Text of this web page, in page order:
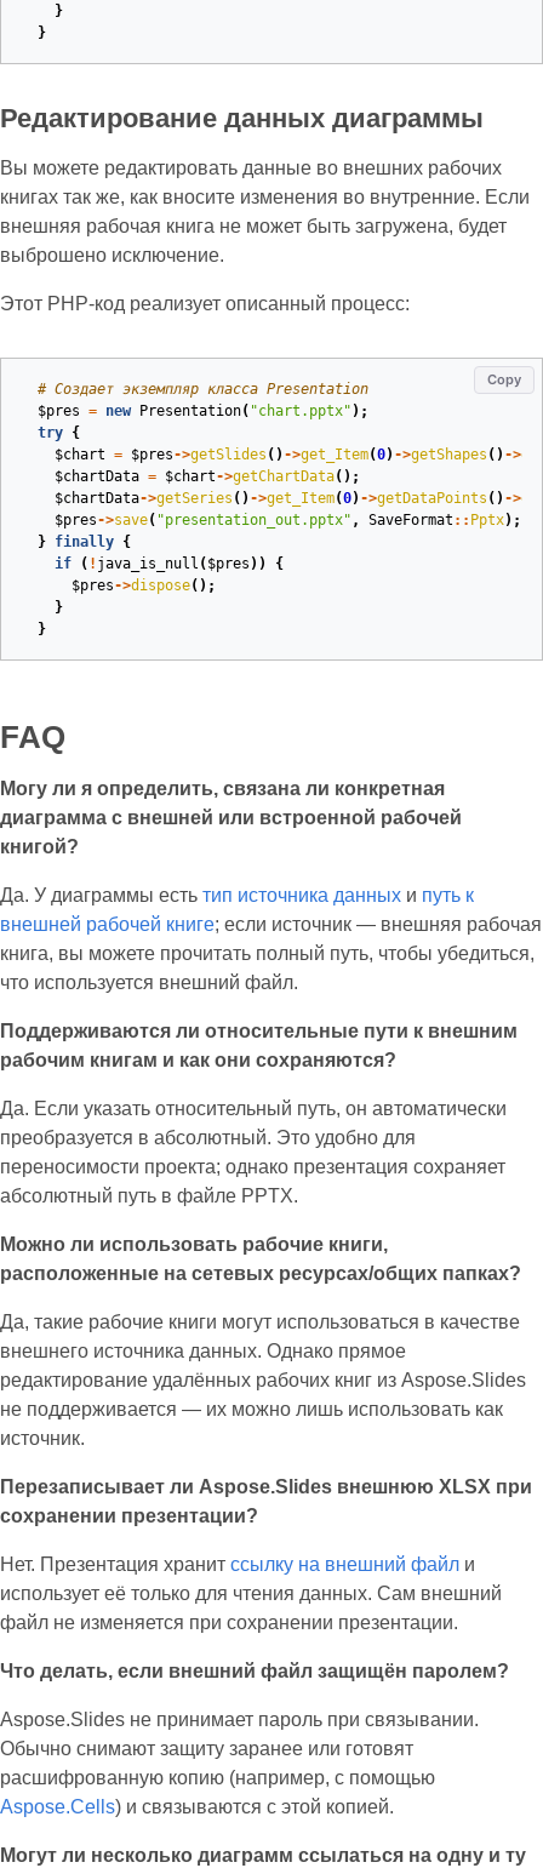
}
}
Редактирование данных диаграммы
Вы можете редактировать данные во внешних рабочих
книгах так же, как вносите изменения во внутренние. Если
внешняя рабочая книга не может быть загружена, будет
выброшено исключение.
Этот PHP‑код реализует описанный процесс:
Copy
# Создает экземпляр класса Presentation
$pres = new Presentation( "chart.pptx" );
try {
$chart = $pres->getSlides () ->get_Item(0) ->getShapes () ->
$chartData = $chart->getChartData();
$chartData->getSeries () ->get_Item(0) ->getDataPoints () ->
$pres->save( "presentation_out.pptx" , SaveFormat :: Pptx);
} finally {
if
( ! java_is_null ( $pres ))
{
$pres->dispose();
}
}
FAQ
Могу ли я определить, связана ли конкретная
диаграмма с внешней или встроенной рабочей
книгой?
Да. У диаграммы есть тип источника данных и путь к
внешней рабочей книге; если источник — внешняя рабочая
книга, вы можете прочитать полный путь, чтобы убедиться,
что используется внешний файл.
Поддерживаются ли относительные пути к внешним
рабочим книгам и как они сохраняются?
Да. Если указать относительный путь, он автоматически
преобразуется в абсолютный. Это удобно для
переносимости проекта; однако презентация сохраняет
абсолютный путь в файле PPTX.
Можно ли использовать рабочие книги,
расположенные на сетевых ресурсах/общих папках?
Да, такие рабочие книги могут использоваться в качестве
внешнего источника данных. Однако прямое
редактирование удалённых рабочих книг из Aspose.Slides
не поддерживается — их можно лишь использовать как
источник.
Перезаписывает ли Aspose.Slides внешнюю XLSX при
сохранении презентации?
Нет. Презентация хранит ссылку на внешний файл и
использует её только для чтения данных. Сам внешний
файл не изменяется при сохранении презентации.
Что делать, если внешний файл защищён паролем?
Aspose.Slides не принимает пароль при связывании.
Обычно снимают защиту заранее или готовят
расшифрованную копию (например, с помощью
Aspose.Cells) и связываются с этой копией.
Могут ли несколько диаграмм ссылаться на одну и ту